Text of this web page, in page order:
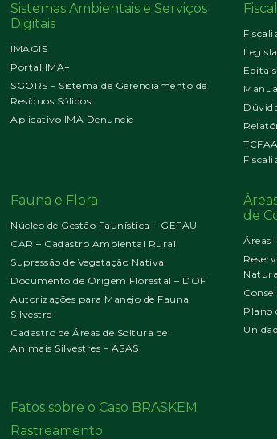
Sistemas Ambientais e Serviços
Digitais
IMAGIS
Portal IMA+
SGORS – Sistema de Gerenciamento de
Resíduos Sólidos
Aplicativo IMA Denuncie
Fauna e Flora
Núcleo de Gestão Faunística – GEFAU
CAR – Cadastro Ambiental Rural
Supressão de Vegetação Nativa
Documento de Origem Florestal – DOF
Autorizações para Manejo de Fauna
Silvestre
Cadastro de Áreas de Soltura de
Animais Silvestres – ASAS
de
Áreas
Plano
Fatos sobre o Caso BRASKEM
Rastreamento